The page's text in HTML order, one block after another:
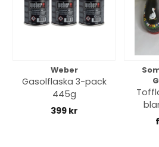
Weber
Gasolflaska 3-pack
445g
399 kr